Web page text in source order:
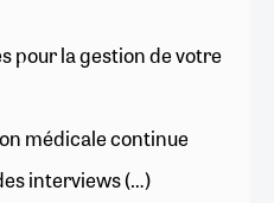
pour la gestion de votre
médicale continue
interviews (…)